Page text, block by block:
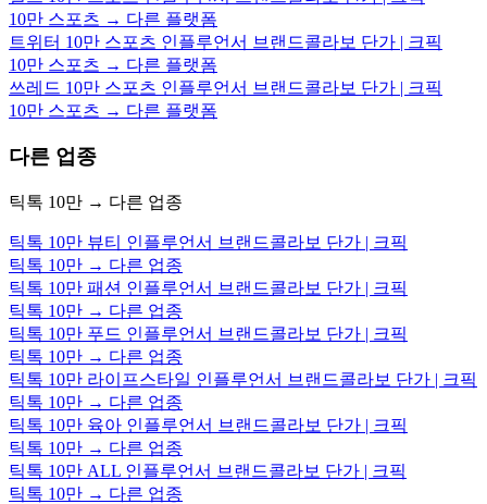
10만 스포츠 → 다른 플랫폼
트위터 10만 스포츠 인플루언서 브랜드콜라보 단가 | 크픽
10만 스포츠 → 다른 플랫폼
쓰레드 10만 스포츠 인플루언서 브랜드콜라보 단가 | 크픽
10만 스포츠 → 다른 플랫폼
다른 업종
틱톡 10만 → 다른 업종
틱톡 10만 뷰티 인플루언서 브랜드콜라보 단가 | 크픽
틱톡 10만 → 다른 업종
틱톡 10만 패션 인플루언서 브랜드콜라보 단가 | 크픽
틱톡 10만 → 다른 업종
틱톡 10만 푸드 인플루언서 브랜드콜라보 단가 | 크픽
틱톡 10만 → 다른 업종
틱톡 10만 라이프스타일 인플루언서 브랜드콜라보 단가 | 크픽
틱톡 10만 → 다른 업종
틱톡 10만 육아 인플루언서 브랜드콜라보 단가 | 크픽
틱톡 10만 → 다른 업종
틱톡 10만 ALL 인플루언서 브랜드콜라보 단가 | 크픽
틱톡 10만 → 다른 업종